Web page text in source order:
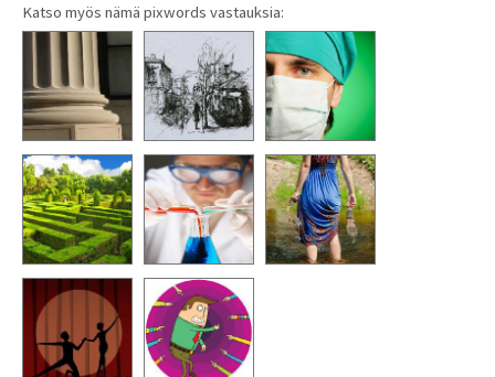
Katso myös nämä pixwords vastauksia: